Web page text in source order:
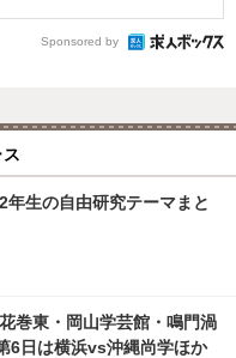
Sponsored by
年生の自由研究テーマまと
巻東・岡山学芸館・鳴門渦
6日は横浜vs沖縄尚学ほか